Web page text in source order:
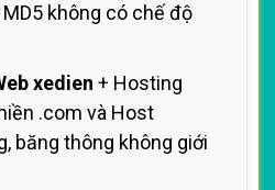
không có chế độ
xedien + Hosting
.com và Host
băng thông không giới